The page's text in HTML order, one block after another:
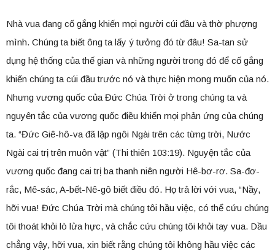
Nhà vua đang cố gắng khiến mọi người cúi đầu và thờ phượng
mình. Chúng ta biết ông ta lấy ý tưởng đó từ đâu! Sa-tan sử
dụng hệ thống của thế gian và những người trong đó để cố gắng
khiến chúng ta cúi đầu trước nó và thực hiện mong muốn của nó.
Nhưng vương quốc của Đức Chúa Trời ở trong chúng ta và
nguyên tắc của vương quốc điều khiển mọi phản ứng của chúng
ta. “Đức Giê-hô-va đã lập ngôi Ngài trên các từng trời, Nước
Ngài cai trị trên muôn vật” (Thi thiên 103:19). Nguyện tắc của
vương quốc đang cai trị ba thanh niên người Hê-bơ-rơ. Sa-đơ-
rắc, Mê-sác, A-bết-Nê-gô biết điều đó. Họ trả lời với vua, “Nầy,
hỡi vua! Đức Chúa Trời mà chúng tôi hầu việc, có thể cứu chúng
tôi thoát khỏi lò lửa hực, và chắc cứu chúng tôi khỏi tay vua. Dầu
chẳng vậy, hỡi vua, xin biết rằng chúng tôi không hầu việc các